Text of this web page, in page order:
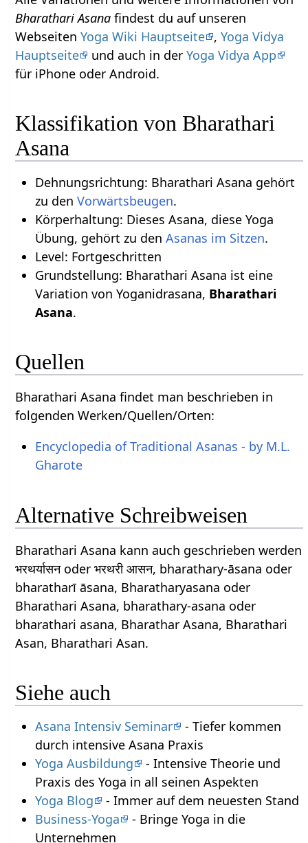
Bharathari Asana findest du auf unseren
WebseitenYoga Wiki Hauptseite ,Yoga Vidya
Hauptseite
und auch in derYoga Vidya App
für iPhone oder Android.
Klassifikation von Bharathari
Asana
Dehnungsrichtung: Bharathari Asana gehört
zu den Vorwärtsbeugen.
Körperhaltung: Dieses Asana, diese Yoga
Übung, gehört zu den Asanas im Sitzen.
Level: Fortgeschritten
Grundstellung: Bharathari Asana ist eine
Variation von Yoganidrasana, Bharathari
Asana.
Quellen
Bharathari Asana findet man beschrieben in
folgenden Werken/Quellen/Orten:
Encyclopedia of Traditional Asanas - by M.L.
Gharote
Alternative Schreibweisen
Bharathari Asana kann auch geschrieben werden
भरथर्यासन oder भरथरी आसन, bharathary-āsana oder
bharatharī āsana, Bharatharyasana oder
Bharathari Asana, bharathary-asana oder
bharathari asana, Bharathar Asana, Bharathari
Asan, Bharathari Asan.
Siehe auch
Asana Intensiv Seminar
- Tiefer kommen
durch intensive Asana Praxis
Yoga Ausbildung
- Intensive Theorie und
Praxis des Yoga in all seinen Aspekten
Yoga Blog
- Immer auf dem neuesten Stand
Business-Yoga
- Bringe Yoga in die
Unternehmen